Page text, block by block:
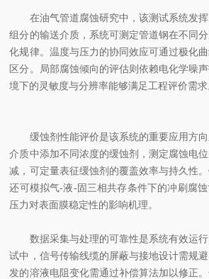
在油气管道腐蚀研究中，该测试系统发挥
组分的输送介质，系统可测定管道钢在不同
化规律。温度与压力的协同效应可通过极化
区分。局部腐蚀倾向的评估则依赖电化学噪
境下的灵敏度与分辨率能够满足工程评价需求
缓蚀剂性能评价是该系统的重要应用方向
介质中添加不同浓度的缓蚀剂，测定腐蚀电
减，可定量表征缓蚀剂的覆盖效率与持久性
还可模拟气-液-固三相共存条件下的冲刷腐
压力对表面膜稳定性的影响机理。
数据采集与处理的可靠性是系统有效运行
试中，信号传输线缆的屏蔽与接地设计需规
发的溶液电阻变化需通过补偿算法加以修正